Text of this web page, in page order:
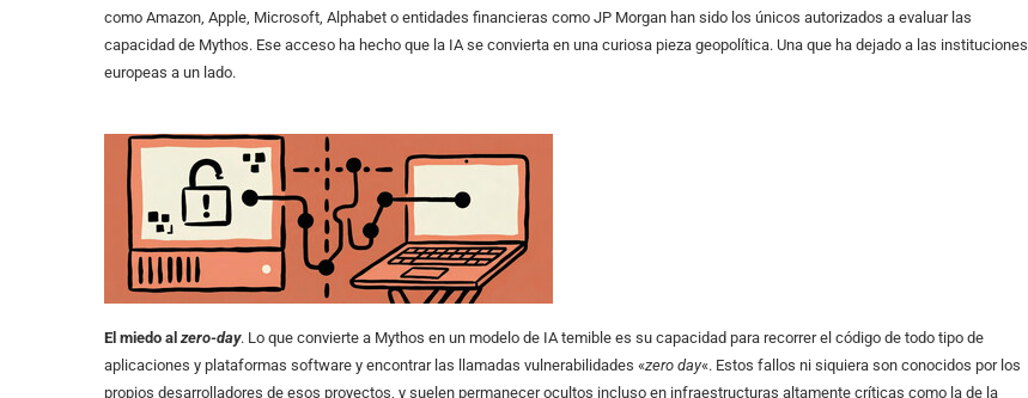
como Amazon, Apple, Microsoft, Alphabet o entidades financieras como JP Morgan han sido los únicos autorizados a evaluar las
capacidad de Mythos. Ese acceso ha hecho que la IA se convierta en una curiosa pieza geopolítica. Una que ha dejado a las instituciones
europeas a un lado.
El miedo al zero-day. Lo que convierte a Mythos en un modelo de IA temible es su capacidad para recorrer el código de todo tipo de
aplicaciones y plataformas software y encontrar las llamadas vulnerabilidades «zero day«. Estos fallos ni siquiera son conocidos por los
propios desarrolladores de esos proyectos, y suelen permanecer ocultos incluso en infraestructuras altamente críticas como la de la